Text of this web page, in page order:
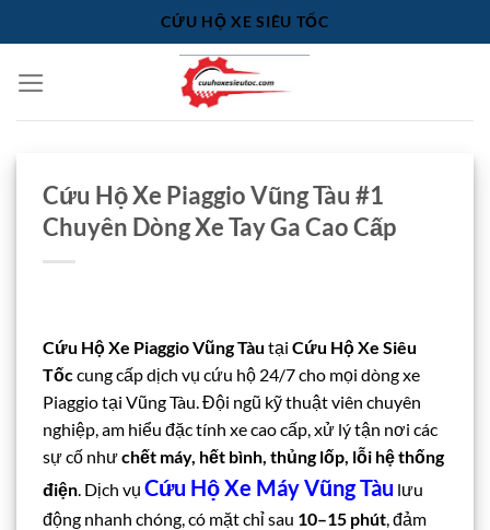
qua
dung
CỨU HỘ XE SIÊU TỐC
Cứu Hộ Xe Piaggio Vũng Tàu #1
Chuyên Dòng Xe Tay Ga Cao Cấp
Cứu Hộ Xe Piaggio Vũng Tàu tại Cứu Hộ Xe Siêu
Tốccung cấp dịch vụ cứu hộ 24/7 cho mọi dòng xe
Piaggio tại Vũng Tàu. Đội ngũ kỹ thuật viên chuyên
nghiệp, am hiểu đặc tính xe cao cấp, xử lý tận nơi các
sự cố nhưchết máy, hết bình, thủng lốp, lỗi hệ thống
điện. Dịch vụ Cứu Hộ Xe Máy Vũng Tàu lưu
động nhanh chóng, có mặt chỉ sau 10–15 phút, đảm